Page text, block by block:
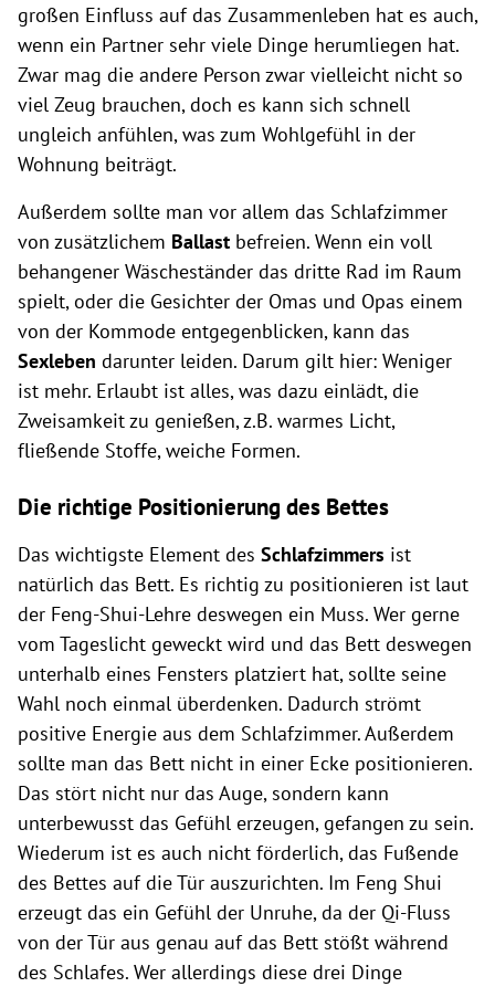
großen Einfluss auf das Zusammenleben hat es auch,
wenn ein Partner sehr viele Dinge herumliegen hat.
Zwar mag die andere Person zwar vielleicht nicht so
viel Zeug brauchen, doch es kann sich schnell
ungleich anfühlen, was zum Wohlgefühl in der
Wohnung beiträgt.
Außerdem sollte man vor allem das Schlafzimmer
von zusätzlichem Ballast befreien. Wenn ein voll
behangener Wäscheständer das dritte Rad im Raum
spielt, oder die Gesichter der Omas und Opas einem
von der Kommode entgegenblicken, kann das
Sexleben darunter leiden. Darum gilt hier: Weniger
ist mehr. Erlaubt ist alles, was dazu einlädt, die
Zweisamkeit zu genießen, z.B. warmes Licht,
fließende Stoffe, weiche Formen.
Die richtige Positionierung des Bettes
Das wichtigste Element des Schlafzimmers ist
natürlich das Bett. Es richtig zu positionieren ist laut
der Feng-Shui-Lehre deswegen ein Muss. Wer gerne
vom Tageslicht geweckt wird und das Bett deswegen
unterhalb eines Fensters platziert hat, sollte seine
Wahl noch einmal überdenken. Dadurch strömt
positive Energie aus dem Schlafzimmer. Außerdem
sollte man das Bett nicht in einer Ecke positionieren.
Das stört nicht nur das Auge, sondern kann
unterbewusst das Gefühl erzeugen, gefangen zu sein.
Wiederum ist es auch nicht förderlich, das Fußende
des Bettes auf die Tür auszurichten. Im Feng Shui
erzeugt das ein Gefühl der Unruhe, da der Qi-Fluss
von der Tür aus genau auf das Bett stößt während
des Schlafes. Wer allerdings diese drei Dinge